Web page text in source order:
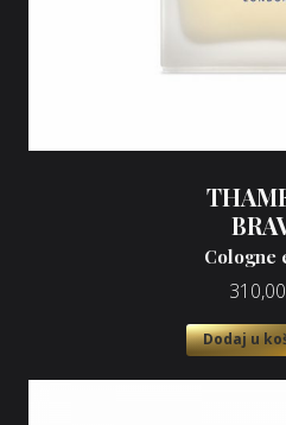
Cologne
310,00
Dodaj u